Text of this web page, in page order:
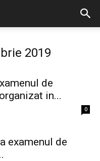
2019
de
in...
0
examenul de